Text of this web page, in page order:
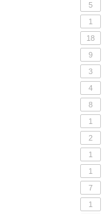
5
1
18
9
3
4
8
1
2
1
1
7
1